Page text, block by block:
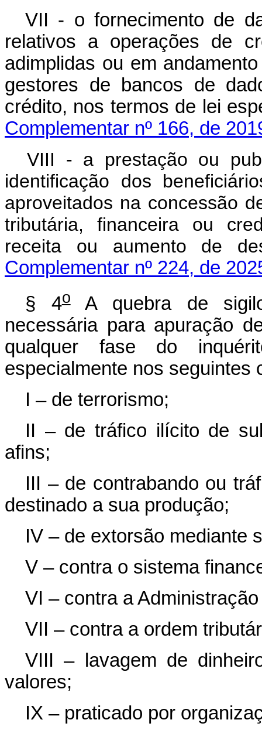
VII - o fornecimento de
relativos a operações de
adimplidas ou em
gestores de bancos de
crédito, nos termos
Complementar nº 166, de
VIII - a prestação ou
identificação dos
aproveitados na concessão
tributária, financeira ou
receita ou aumento
Complementar nº 224, de
§ 4oA quebra de
necessária para apuração
qualquer fase do
especialmente nos seguintes
I – de terrorismo;
II – de tráfico ilícito de
afins;
III – de contrabando ou
destinado a sua produção;
IV – de extorsão mediante
V – contra o sistema
VI – contra a
VII – contra a ordem
VIII – lavagem de
valores;
IX – praticado por